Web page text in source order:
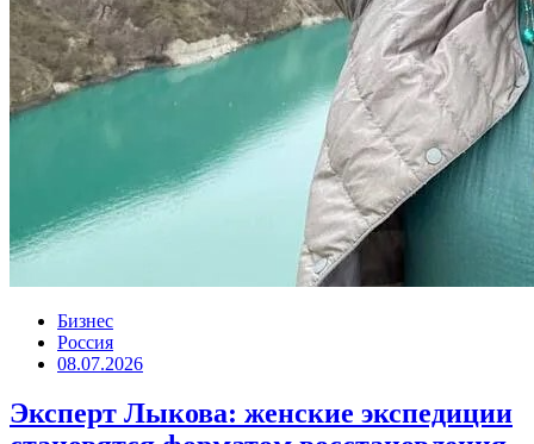
Бизнес
Россия
08.07.2026
Эксперт Лыкова: женские экспедиции